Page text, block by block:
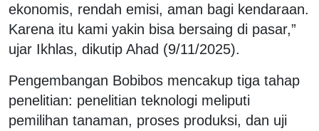
ekonomis, rendah emisi, aman bagi kendaraan.
Karena itu kami yakin bisa bersaing di pasar,”
ujar Ikhlas, dikutip Ahad (9/11/2025).
Pengembangan Bobibos mencakup tiga tahap
penelitian: penelitian teknologi meliputi
pemilihan tanaman, proses produksi, dan uji